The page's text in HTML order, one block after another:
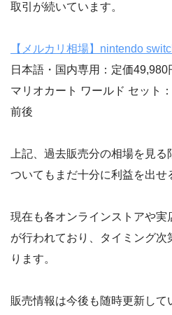
取引が続いています。
【メルカリ相場】nintendo
日本語・国内専用：定価
マリオカート ワールド セット
前後
上記、過去販売分の相場を見
ついてもまだ十分に利益を出せ
現在も各オンラインストアや実
が行われており、タイミング
ります。
販売情報は今後も随時更新して